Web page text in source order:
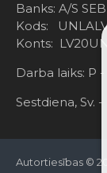
Banks: A/S
Kods:
Konts:
Darba laiks: P -
Sestdiena, Sv. -
Autortiesības ©